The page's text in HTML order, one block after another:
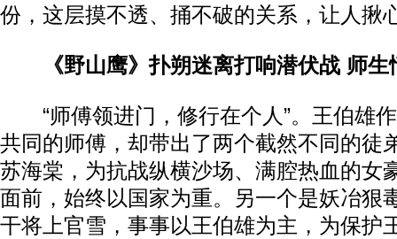
份，这层摸不透、捅不破的关系，让人揪
《野山鹰》扑朔迷离打响潜伏战 师
“师傅领进门，修行在个人”。王伯雄
共同的师傅，却带出了两个截然不同的徒
苏海棠，为抗战纵横沙场、满腔热血的女
面前，始终以国家为重。另一个是妖冶狠
干将上官雪，事事以王伯雄为主，为保护